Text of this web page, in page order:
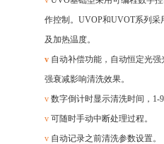
作控制。UVOP和UVOT系列采
及加热温度。
v 自动补偿功能，自动恒定光
强衰减影响清洗效果。
v 数字倒计时显示清洗时间， 1-
v 可随时手动中断处理过程。
v 自动记录之前清洗参数设置。